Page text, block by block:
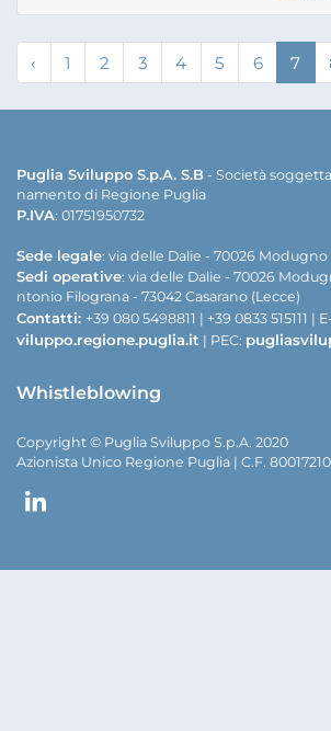
‹ 1 2 3 4 5 6 7
Puglia Sviluppo S.p.A. S.B - Società
namento di Regione Puglia
P.IVA: 01751950732
Sede legale: via delle Dalie - 70026 Modugno
Sedi operative: via delle Dalie - 70026
ntonio Filograna - 73042 Casarano (Lecce)
Contatti: +39 080 5498811 | +39 0833 515111 |
viluppo.regione.puglia.it | PEC:
Whistleblowing
Copyright © Puglia Sviluppo S.p.A. 2020
Azionista Unico Regione Puglia | C.F.